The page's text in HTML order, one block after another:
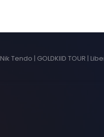
Nik Tendo | GOLDKIID TOUR |